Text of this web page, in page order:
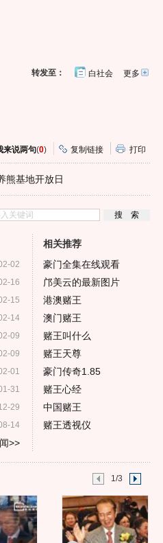
更多开
转发至： 白社会
来说两句(0) 复制链接 打印
熊基地开放日
02
16
15
14
09
09
01
31
29
14
>>
相关推荐
豪门全集在线观看
邝美云的最新图片
港澳赌王
澳门赌王
赌王叫什么
赌王天尊
豪门传奇1.85
赌王心经
中国赌王
赌王透视仪
1/3